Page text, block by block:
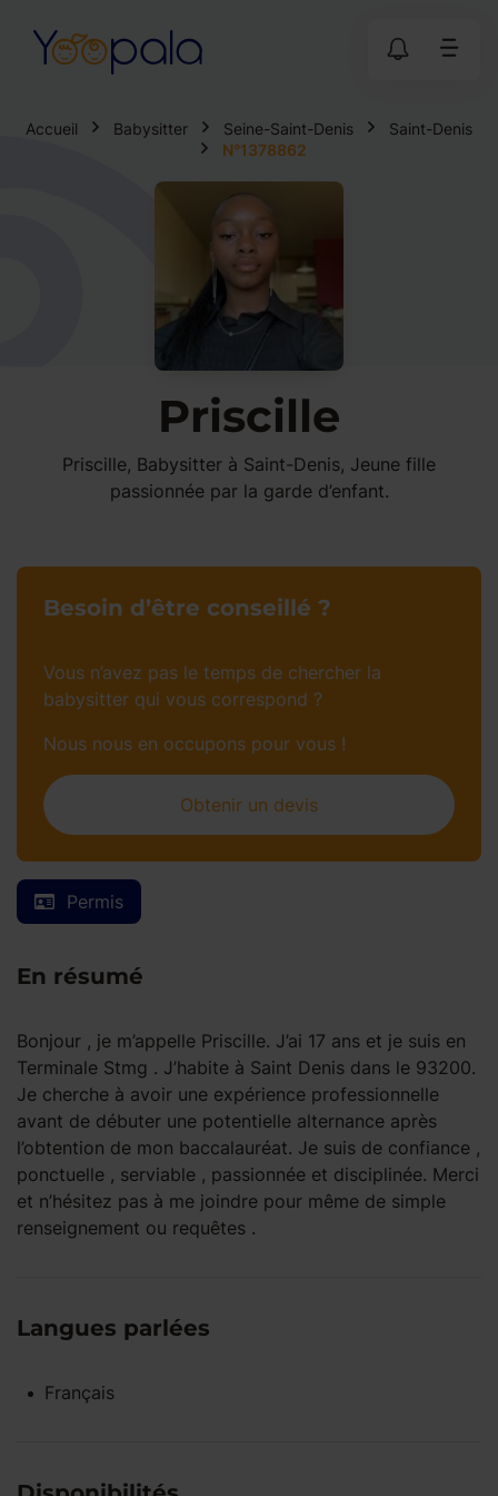
Accueil Babysitter Seine-Saint-Denis
Saint-Denis
N°1378862
Priscille
Priscille, Babysitter à Saint-Denis, Jeune fille
passionnée par la garde d’enfant.
Permis
En résumé
Bonjour , je m’appelle Priscille. J’ai 17 ans et je suis en
Terminale Stmg . J’habite à Saint Denis dans le 93200.
Je cherche à avoir une expérience professionnelle
avant de débuter une potentielle alternance après
l’obtention de mon baccalauréat. Je suis de confiance ,
ponctuelle , serviable , passionnée et disciplinée. Merci
et n’hésitez pas à me joindre pour même de simple
renseignement ou requêtes .
Langues parlées
Français
Besoin d’être conseillé ?
Vous n’avez pas le temps de chercher la
babysitter qui vous correspond ?
Nous nous en occupons pour vous !
Obtenir un devis